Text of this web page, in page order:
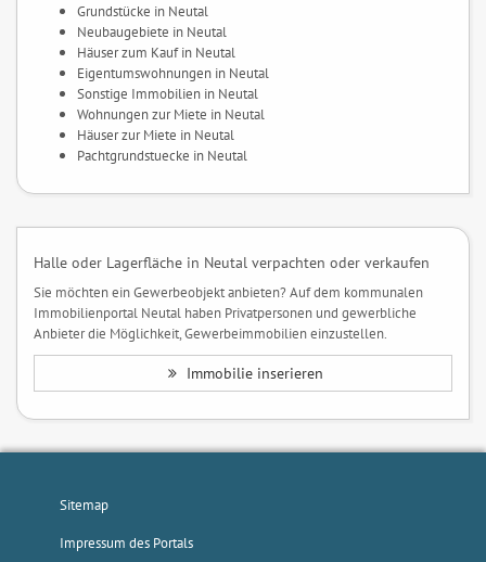
Grundstücke in Neutal
Neubaugebiete in Neutal
Häuser zum Kauf in Neutal
Eigentumswohnungen in Neutal
Sonstige Immobilien in Neutal
Wohnungen zur Miete in Neutal
Häuser zur Miete in Neutal
Pachtgrundstuecke in Neutal
Halle oder Lagerfläche in Neutal verpachten oder verkaufen
Sie möchten ein Gewerbeobjekt anbieten? Auf dem kommunalen
Immobilienportal Neutal haben Privatpersonen und gewerbliche
Anbieter die Möglichkeit, Gewerbeimmobilien einzustellen.
Immobilie inserieren
Sitemap
Impressum des Portals